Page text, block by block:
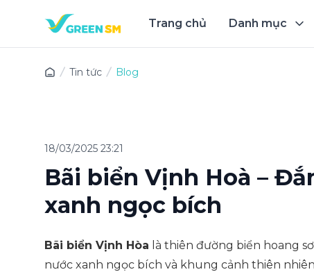
Trang chủ Danh mục
Tin tức Blog
18/03/2025 23:21
Bãi biển Vịnh Hoà –
xanh ngọc bích
Bãi biển Vịnh Hòa là thiên đường biển hoang
nước xanh ngọc bích và khung cảnh thiên